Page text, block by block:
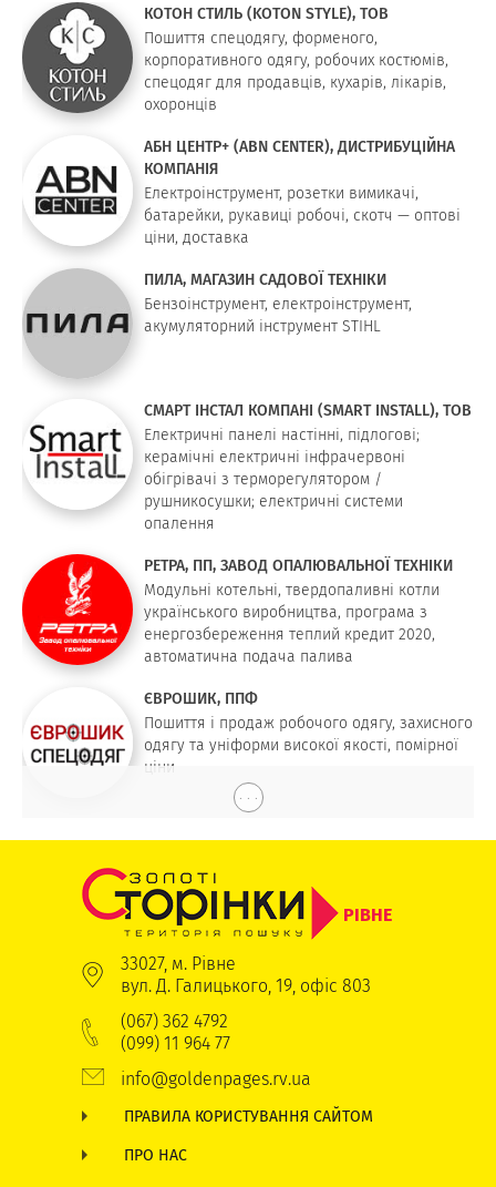
КОТОН СТИЛЬ (KOTON STYLE), ТОВ
Пошиття спецодягу, форменого,
корпоративного одягу, робочих костюмів,
спецодяг для продавців, кухарів, лікарів,
охоронців
АБН ЦЕНТР+ (ABN CENTER), ДИСТРИБУЦІЙНА
КОМПАНІЯ
Електроінструмент, розетки вимикачі,
батарейки, рукавиці робочі, скотч — оптові
ціни, доставка
ПИЛА, МАГАЗИН САДОВОЇ ТЕХНІКИ
Бензоінструмент, електроінструмент,
акумуляторний інструмент STIHL
СМАРТ ІНСТАЛ КОМПАНІ (SMART INSTALL), ТОВ
Електричні панелі настінні, підлогові;
керамічні електричні інфрачервоні
обігрівачі з терморегулятором /
рушникосушки; електричні системи
опалення
РЕТРА, ПП, ЗАВОД ОПАЛЮВАЛЬНОЇ ТЕХНІКИ
Модульні котельні, твердопаливні котли
українського виробництва, програма з
енергозбереження теплий кредит 2020,
автоматична подача палива
ЄВРОШИК, ППФ
Пошиття і продаж робочого одягу, захисного
одягу та уніформи високої якості, помірної
ціни
. . .
РІВНЕ
33027, м. Рівне
вул. Д. Галицького, 19, офіс 803
(067) 362 4792
(099) 11 964 77
info@goldenpages.rv.ua
ПРАВИЛА КОРИСТУВАННЯ САЙТОМ
ПРО НАС